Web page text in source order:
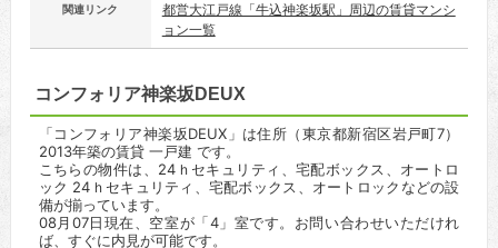
関連リンク
都営大江戸線「牛込神楽坂駅」周辺の賃貸マンシ
ョン一覧
コンフォリア神楽坂DEUX
「コンフォリア神楽坂DEUX」は住所（東京都新宿区岩戸町7）
2013年築の賃貸 一戸建 です。
こちらの物件は、24ｈセキュリティ、宅配ボックス、オートロ
ック 24ｈセキュリティ、宅配ボックス、オートロックなどの設
備が揃っています。
08月07日現在、空室が「4」室です。お問い合わせいただけれ
ば、すぐに内見が可能です。